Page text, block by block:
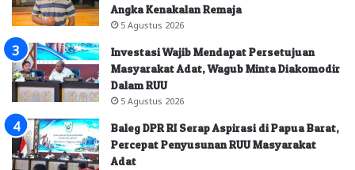
Angka Kenakalan Remaja
5 Agustus 2026
Investasi Wajib Mendapat Persetujuan
Masyarakat Adat, Wagub Minta Diakomodir
Dalam RUU
5 Agustus 2026
Baleg DPR RI Serap Aspirasi di Papua Barat,
Percepat Penyusunan RUU Masyarakat
Adat